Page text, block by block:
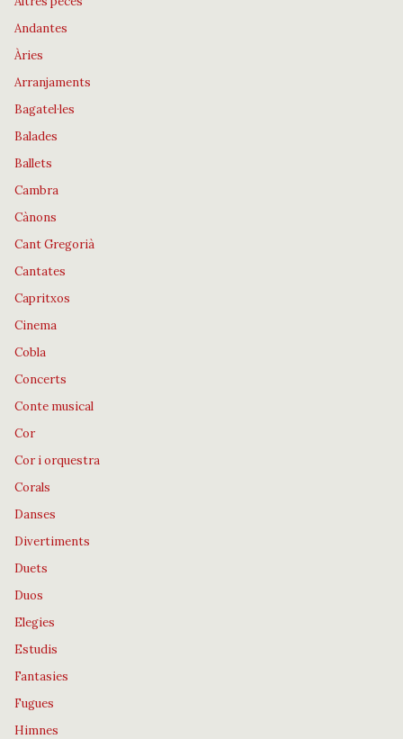
Andantes
Àries
Arranjaments
Bagatel·les
Balades
Ballets
Cambra
Cànons
Cant Gregorià
Cantates
Capritxos
Cinema
Cobla
Concerts
Conte musical
Cor
Cor i orquestra
Corals
Danses
Divertiments
Duets
Duos
Elegies
Estudis
Fantasies
Fugues
Himnes